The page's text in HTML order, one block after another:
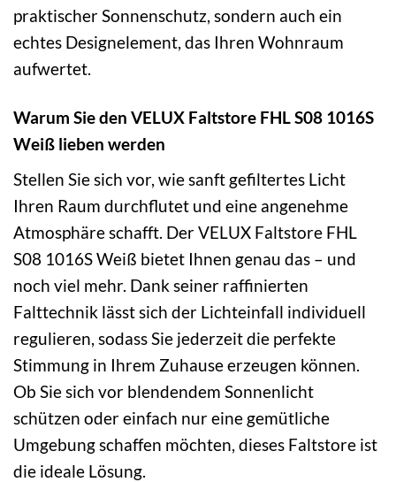
praktischer Sonnenschutz, sondern auch ein
echtes Designelement, das Ihren Wohnraum
aufwertet.
Warum Sie den VELUX Faltstore FHL S08 1016S
Weiß lieben werden
Stellen Sie sich vor, wie sanft gefiltertes Licht
Ihren Raum durchflutet und eine angenehme
Atmosphäre schafft. Der VELUX Faltstore FHL
S08 1016S Weiß bietet Ihnen genau das – und
noch viel mehr. Dank seiner raffinierten
Falttechnik lässt sich der Lichteinfall individuell
regulieren, sodass Sie jederzeit die perfekte
Stimmung in Ihrem Zuhause erzeugen können.
Ob Sie sich vor blendendem Sonnenlicht
schützen oder einfach nur eine gemütliche
Umgebung schaffen möchten, dieses Faltstore ist
die ideale Lösung.